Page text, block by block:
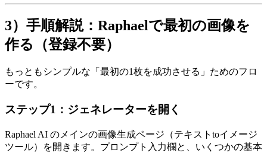
3）手順解説：Raphaelで最初の画像を
作る（登録不要）
もっともシンプルな「最初の1枚を成功させる」ためのフロ
ーです。
ステップ1：ジェネレーターを開く
Raphael AI のメインの画像生成ページ（テキストtoイメージ
ツール）を開きます。プロンプト入力欄と、いくつかの基本